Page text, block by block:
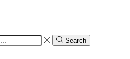
Search